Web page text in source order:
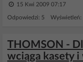
15 Kwi 2009 07:17
Odpowiedzi: 5 Wyświetleń:
THOMSON -
wciąga kasety i